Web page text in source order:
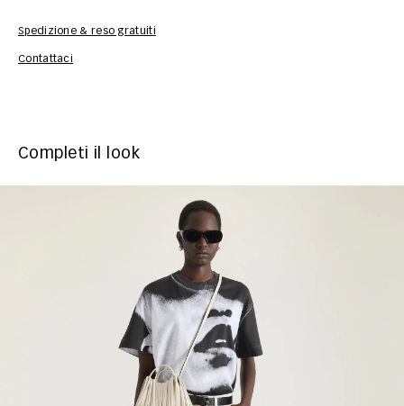
Spedizione & reso gratuiti
Contattaci
Completi il look